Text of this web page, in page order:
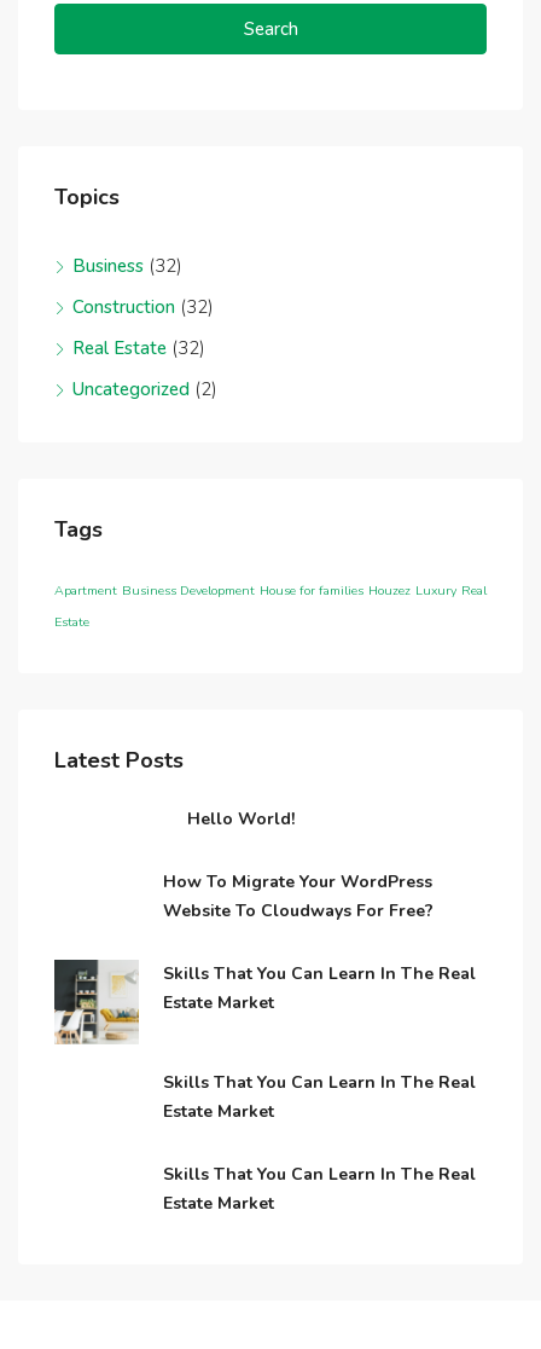
Search
Topics
Business (32)
Construction (32)
Real Estate (32)
Uncategorized (2)
Tags
Apartment Business Development House for families Houzez Luxury Real
Estate
Latest Posts
Hello World!
How To Migrate Your WordPress
Website To Cloudways For Free?
Skills That You Can Learn In The Real
Estate Market
Skills That You Can Learn In The Real
Estate Market
Skills That You Can Learn In The Real
Estate Market